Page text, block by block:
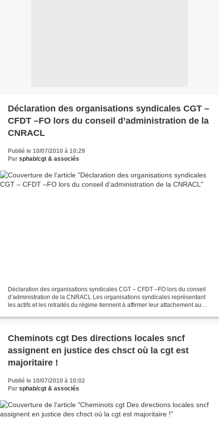
Déclaration des organisations syndicales CGT –
CFDT –FO lors du conseil d’administration de la
CNRACL
Publié le 10/07/2010 à 10:29
Par sphab/cgt & associés
Déclaration des organisations syndicales CGT – CFDT –FO lors du conseil
d’administration de la CNRACL Les organisations syndicales représentant
les actifs et les retraités du régime tiennent à affirmer leur attachement au
Cheminots cgt Des directions locales sncf
assignent en justice des chsct où la cgt est
majoritaire !
Publié le 10/07/2010 à 10:02
Par sphab/cgt & associés